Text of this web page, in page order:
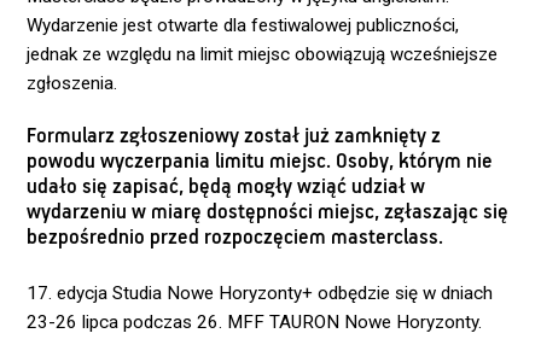
Wydarzenie jest otwarte dla festiwalowej publiczności,
jednak ze względu na limit miejsc obowiązują wcześniejsze
zgłoszenia.
Formularz zgłoszeniowy został już zamknięty z
powodu wyczerpania limitu miejsc. Osoby, którym nie
udało się zapisać, będą mogły wziąć udział w
wydarzeniu w miarę dostępności miejsc, zgłaszając się
bezpośrednio przed rozpoczęciem masterclass.
17. edycja Studia Nowe Horyzonty+ odbędzie się w dniach
23-26 lipca podczas 26. MFF TAURON Nowe Horyzonty.